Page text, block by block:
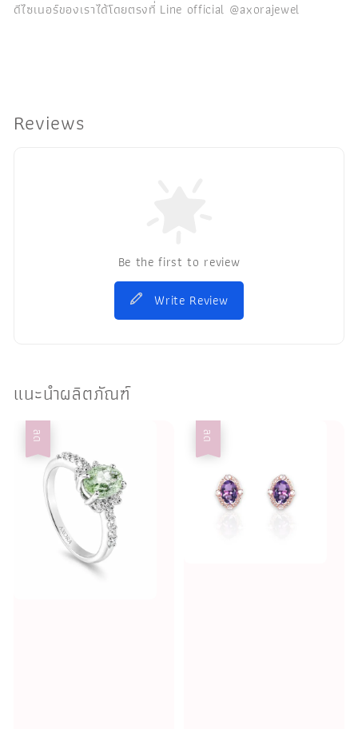
ดีไซเนอร์ของเราได้โดยตรงที่ Line official @axorajewel
Reviews
Be the first to review
Write Review
แนะนำผลิตภัณฑ์
ลด ลด